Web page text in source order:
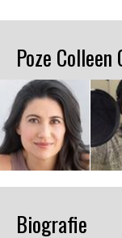
Poze Colleen
Biografie